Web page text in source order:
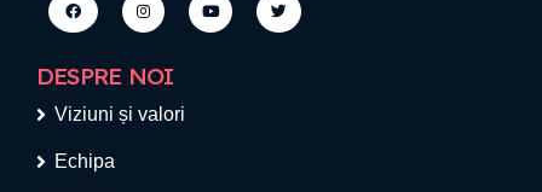
DESPRE NOI
Viziuni și valori
Echipa